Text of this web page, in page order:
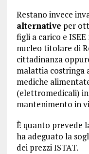
Restano invece
alternative per
figli a carico e
nucleo titolare di
cittadinanza
malattia costringa
mediche
(elettromedicali)
mantenimento in
È quanto prevede
ha adeguato la
dei prezzi ISTAT.